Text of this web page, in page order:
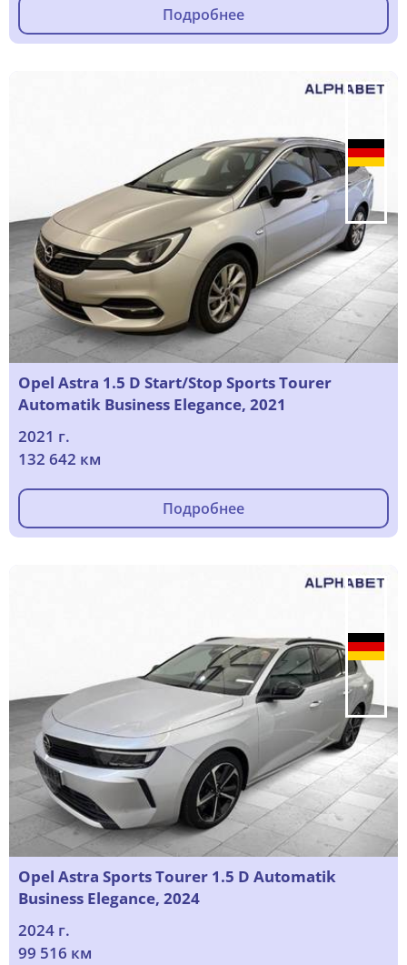
Подробнее
Opel Astra 1.5 D Start/Stop Sports Tourer
Automatik Business Elegance, 2021
2021 г.
132 642 км
Подробнее
Opel Astra Sports Tourer 1.5 D Automatik
Business Elegance, 2024
2024 г.
99 516 км